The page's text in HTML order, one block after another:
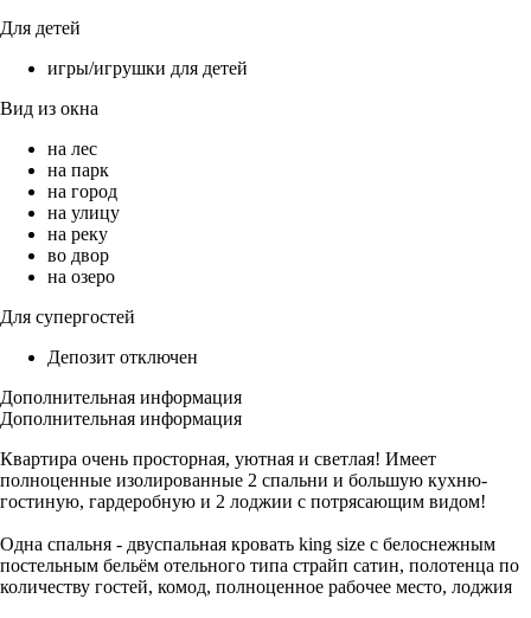
Для детей
игры/игрушки для детей
Вид из окна
на лес
на парк
на город
на улицу
на реку
во двор
на озеро
Для супергостей
Депозит отключен
Дополнительная информация
Дополнительная информация
Квартира очень просторная, уютная и светлая! Имеет
полноценные изолированные 2 спальни и большую кухню-
гостиную, гардеробную и 2 лоджии с потрясающим видом!
Одна спальня - двуспальная кровать king size с белоснежным
постельным бельём отельного типа страйп сатин, полотенца по
количеству гостей, комод, полноценное рабочее место, лоджия